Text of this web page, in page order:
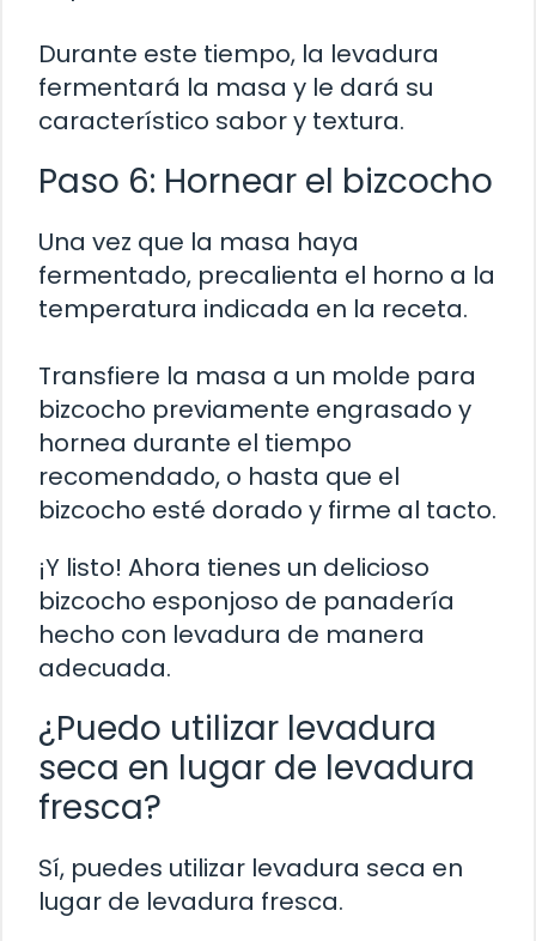
Durante este tiempo, la levadura
fermentará la masa y le dará su
característico sabor y textura.
Paso 6: Hornear el bizcocho
Una vez que la masa haya
fermentado, precalienta el horno a la
temperatura indicada en la receta.
Transfiere la masa a un molde para
bizcocho previamente engrasado y
hornea durante el tiempo
recomendado, o hasta que el
bizcocho esté dorado y firme al tacto.
¡Y listo! Ahora tienes un delicioso
bizcocho esponjoso de panadería
hecho con levadura de manera
adecuada.
¿Puedo utilizar levadura
seca en lugar de levadura
fresca?
Sí, puedes utilizar levadura seca en
lugar de levadura fresca.